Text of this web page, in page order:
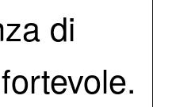
di